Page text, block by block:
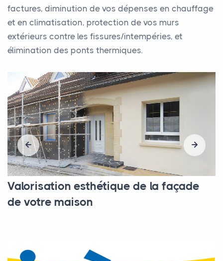
factures, diminution de vos dépenses en chauffage
et en climatisation, protection de vos murs
extérieurs contre les fissures/intempéries, et
élimination des ponts thermiques.
Valorisation esthétique de la façade
de votre maison